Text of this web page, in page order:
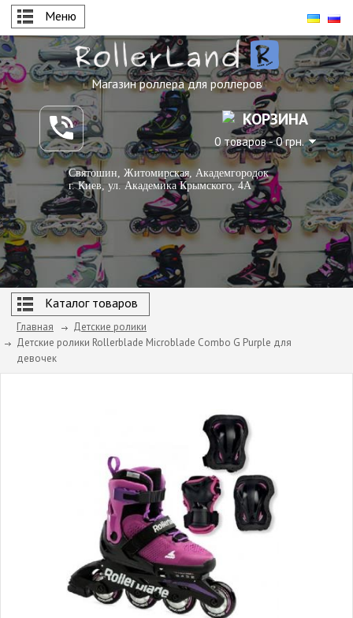
Меню
Магазин роллера для роллеров
КОРЗИНА
0 товаров - 0 грн.
Святошин, Житомирская, Академгородок
г. Киев, ул. Академика Крымского, 4А
Каталог товаров
Главная
Детские ролики
Детские ролики Rollerblade Microblade Combo G Purple для
девочек